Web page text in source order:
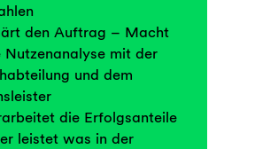
den Auftrag – Macht
Nutzenanalyse mit der
und dem
die Erfolgsanteile
leistet was in der